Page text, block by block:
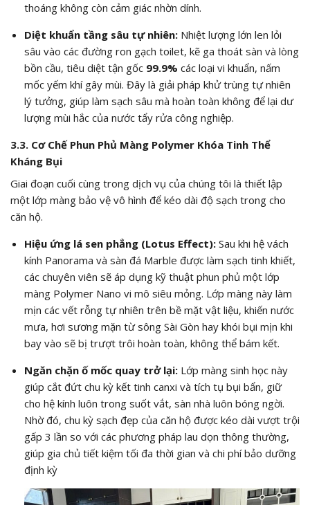
thoáng không còn cảm giác nhờn dính.
Diệt khuẩn tầng sâu tự nhiên:Nhiệt lượng lớn len lỏi
sâu vào các đường ron gạch toilet, kẽ ga thoát sàn và lòng
bồn cầu, tiêu diệt tận gốc 99.9% các loại vi khuẩn, nấm
mốc yếm khí gây mùi. Đây là giải pháp khử trùng tự nhiên
lý tưởng, giúp làm sạch sâu mà hoàn toàn không để lại dư
lượng mùi hắc của nước tẩy rửa công nghiệp.
3.3. Cơ Chế Phun Phủ Màng Polymer Khóa Tinh Thể
Kháng Bụi
Giai đoạn cuối cùng trong dịch vụ của chúng tôi là thiết lập
một lớp màng bảo vệ vô hình để kéo dài độ sạch trong cho
căn hộ.
Hiệu ứng lá sen phẳng (Lotus Effect):Sau khi hệ vách
kính Panorama và sàn đá Marble được làm sạch tinh khiết,
các chuyên viên sẽ áp dụng kỹ thuật phun phủ một lớp
màng Polymer Nano vi mô siêu mỏng. Lớp màng này làm
mịn các vết rỗng tự nhiên trên bề mặt vật liệu, khiến nước
mưa, hơi sương mặn từ sông Sài Gòn hay khói bụi mịn khi
bay vào sẽ bị trượt trôi hoàn toàn, không thể bám kết.
Ngăn chặn ố mốc quay trở lại:Lớp màng sinh học này
giúp cắt đứt chu kỳ kết tinh canxi và tích tụ bụi bẩn, giữ
cho hệ kính luôn trong suốt vắt, sàn nhà luôn bóng ngời.
Nhờ đó, chu kỳ sạch đẹp của căn hộ được kéo dài vượt trội
gấp 3 lần so với các phương pháp lau dọn thông thường,
giúp gia chủ tiết kiệm tối đa thời gian và chi phí bảo dưỡng
định kỳ